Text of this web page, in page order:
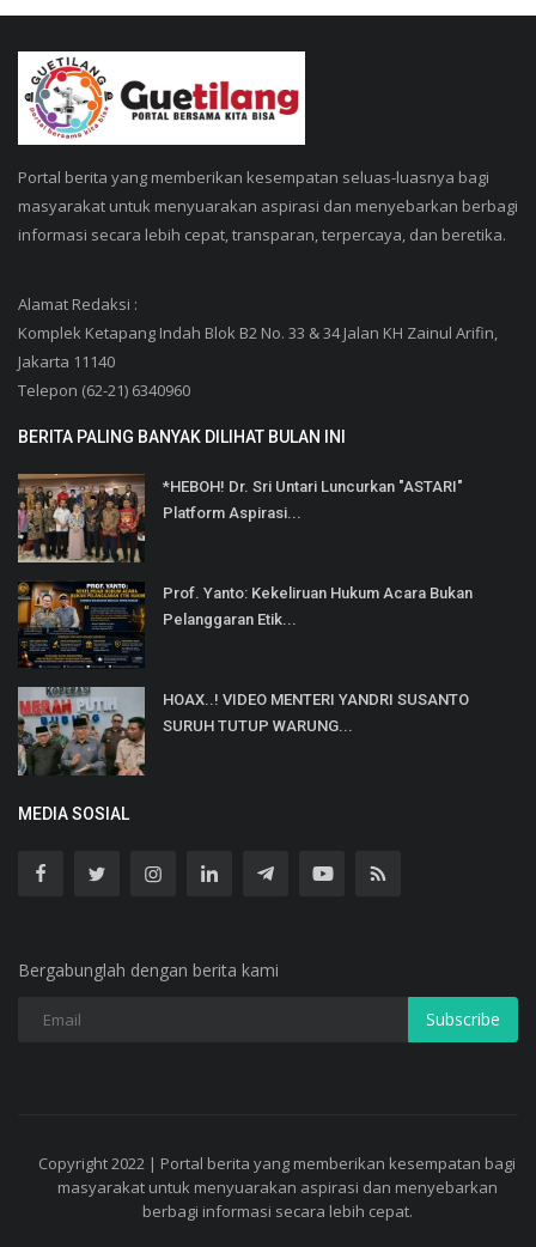
Portal berita yang memberikan kesempatan seluas-luasnya bagi
masyarakat untuk menyuarakan aspirasi dan menyebarkan berbagi
informasi secara lebih cepat, transparan, terpercaya, dan beretika.
Alamat Redaksi :
Komplek Ketapang Indah Blok B2 No. 33 & 34 Jalan KH Zainul Arifin,
Jakarta 11140
Telepon (62-21) 6340960
BERITA PALING BANYAK DILIHAT BULAN INI
*HEBOH! Dr. Sri Untari Luncurkan "ASTARI"
Platform Aspirasi...
Prof. Yanto: Kekeliruan Hukum Acara Bukan
Pelanggaran Etik...
HOAX..! VIDEO MENTERI YANDRI SUSANTO
SURUH TUTUP WARUNG...
MEDIA SOSIAL
Bergabunglah dengan berita kami
Subscribe
Copyright 2022 | Portal berita yang memberikan kesempatan bagi
masyarakat untuk menyuarakan aspirasi dan menyebarkan
berbagi informasi secara lebih cepat.